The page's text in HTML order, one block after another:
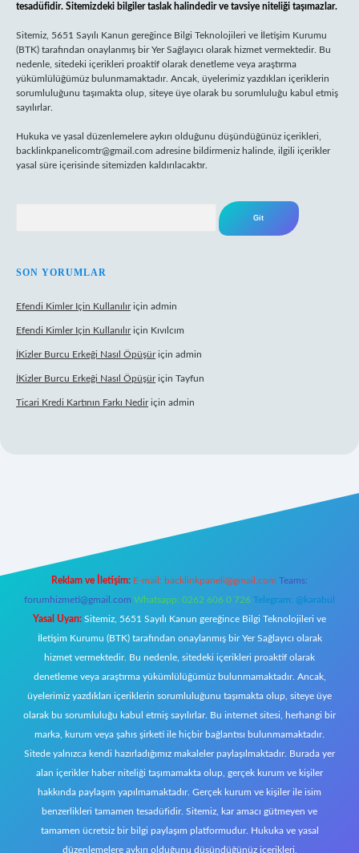
tesadüfidir. Sitemizdeki bilgiler taslak halindedir ve tavsiye niteliği taşımazlar.
Sitemiz, 5651 Sayılı Kanun gereğince Bilgi Teknolojileri ve İletişim Kurumu
(BTK) tarafından onaylanmış bir Yer Sağlayıcı olarak hizmet vermektedir. Bu
nedenle, sitedeki içerikleri proaktif olarak denetleme veya araştırma
yükümlülüğümüz bulunmamaktadır. Ancak, üyelerimiz yazdıkları içeriklerin
sorumluluğunu taşımakta olup, siteye üye olarak bu sorumluluğu kabul etmiş
sayılırlar.
Hukuka ve yasal düzenlemelere aykırı olduğunu düşündüğünüz içerikleri,
backlinkpanelicomtr@gmail.com adresine bildirmeniz halinde, ilgili içerikler
yasal süre içerisinde sitemizden kaldırılacaktır.
SON YORUMLAR
Efendi Kimler Için Kullanılıriçin admin
Efendi Kimler Için Kullanılıriçin Kıvılcım
İKizler Burcu Erkeği Nasıl Öpüşüriçin admin
İKizler Burcu Erkeği Nasıl Öpüşüriçin Tayfun
Ticari Kredi Kartının Farkı Nediriçin admin
Reklam ve İletişim: E-mail: backlinkpaneli@gmail.com Teams:
forumhizmeti@gmail.com Whatsapp: 0262 606 0 726 Telegram: @karabul
Yasal Uyarı: Sitemiz, 5651 Sayılı Kanun gereğince Bilgi Teknolojileri ve
İletişim Kurumu (BTK) tarafından onaylanmış bir Yer Sağlayıcı olarak
hizmet vermektedir. Bu nedenle, sitedeki içerikleri proaktif olarak
denetleme veya araştırma yükümlülüğümüz bulunmamaktadır. Ancak,
üyelerimiz yazdıkları içeriklerin sorumluluğunu taşımakta olup, siteye üye
olarak bu sorumluluğu kabul etmiş sayılırlar. Bu internet sitesi, herhangi bir
marka, kurum veya şahıs şirketi ile hiçbir bağlantısı bulunmamaktadır.
Sitede yalnızca kendi hazırladığımız makaleler paylaşılmaktadır. Burada yer
alan içerikler haber niteliği taşımamakta olup, gerçek kurum ve kişiler
hakkında paylaşım yapılmamaktadır. Gerçek kurum ve kişiler ile isim
benzerlikleri tamamen tesadüfidir. Sitemiz, kar amacı gütmeyen ve
tamamen ücretsiz bir bilgi paylaşım platformudur. Hukuka ve yasal
düzenlemelere aykırı olduğunu düşündüğünüz içerikleri,